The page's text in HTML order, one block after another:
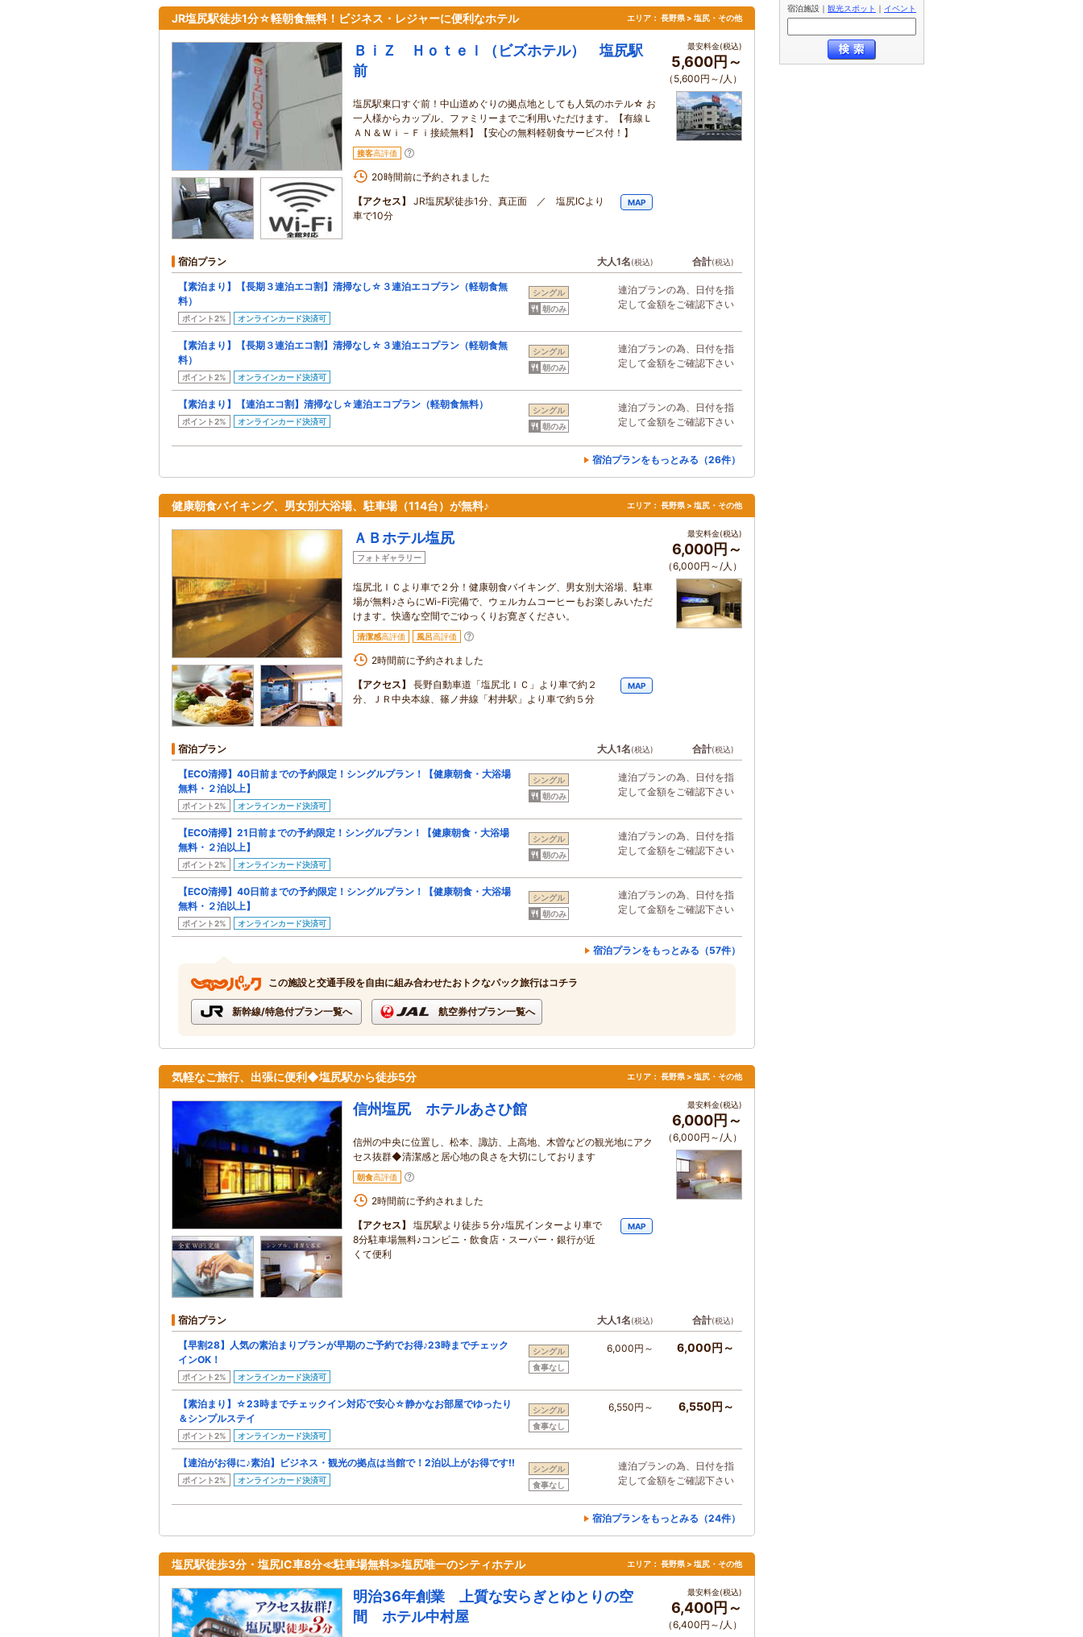
JR塩尻駅徒歩1分☆軽朝食無料！ビジネス・レジャーに便利なホテル エリア： 長野県 > 塩尻・その他
ＢｉＺ Ｈｏｔｅｌ（ビズホテル） 塩尻駅
前
塩尻駅東口すぐ前！中山道めぐりの拠点地としても人気のホテル☆ お
一人様からカップル、ファミリーまでご利用いただけます。【有線Ｌ
ＡＮ＆Ｗｉ－Ｆｉ接続無料】【安心の無料軽朝食サービス付！】
接客高評価
20時間前に予約されました
【アクセス】
JR塩尻駅徒歩1分、真正面 ／ 塩尻ICより
車で10分
MAP
最安料金(税込)
5,600円～
（5,600円～/人）
宿泊プラン 大人1名(税込) 合計(税込)
【素泊まり】【長期３連泊エコ割】清掃なし☆３連泊エコプラン（軽朝食無
料）
ポイント2% オンラインカード決済可
シングル
朝のみ
連泊プランの為、日付を指
定して金額をご確認下さい
【素泊まり】【長期３連泊エコ割】清掃なし☆３連泊エコプラン（軽朝食無
料）
ポイント2% オンラインカード決済可
シングル
朝のみ
連泊プランの為、日付を指
定して金額をご確認下さい
【素泊まり】【連泊エコ割】清掃なし☆連泊エコプラン（軽朝食無料）
ポイント2% オンラインカード決済可
シングル
朝のみ
連泊プランの為、日付を指
定して金額をご確認下さい
宿泊プランをもっとみる（26件）
健康朝食バイキング、男女別大浴場、駐車場（114台）が無料♪ エリア： 長野県 > 塩尻・その他
ＡＢホテル塩尻
フォトギャラリー
塩尻北ＩＣより車で２分！健康朝食バイキング、男女別大浴場、駐車
場が無料♪さらにWi-Fi完備で、ウェルカムコーヒーもお楽しみいただ
けます。快適な空間でごゆっくりお寛ぎください。
清潔感高評価 風呂高評価
2時間前に予約されました
【アクセス】
長野自動車道「塩尻北ＩＣ」より車で約２
分、ＪＲ中央本線、篠ノ井線「村井駅」より車で約５分
MAP
最安料金(税込)
6,000円～
（6,000円～/人）
宿泊プラン 大人1名(税込) 合計(税込)
【ECO清掃】40日前までの予約限定！シングルプラン！【健康朝食・大浴場
無料・２泊以上】
ポイント2% オンラインカード決済可
シングル
朝のみ
連泊プランの為、日付を指
定して金額をご確認下さい
【ECO清掃】21日前までの予約限定！シングルプラン！【健康朝食・大浴場
無料・２泊以上】
ポイント2% オンラインカード決済可
シングル
朝のみ
連泊プランの為、日付を指
定して金額をご確認下さい
【ECO清掃】40日前までの予約限定！シングルプラン！【健康朝食・大浴場
無料・２泊以上】
ポイント2% オンラインカード決済可
シングル
朝のみ
連泊プランの為、日付を指
定して金額をご確認下さい
宿泊プランをもっとみる（57件）
この施設と交通手段を自由に組み合わせたおトクなパック旅行はコチラ
新幹線/特急付プラン一覧へ 航空券付プラン一覧へ
気軽なご旅行、出張に便利◆塩尻駅から徒歩5分 エリア： 長野県 > 塩尻・その他
信州塩尻 ホテルあさひ館
信州の中央に位置し、松本、諏訪、上高地、木曽などの観光地にアク
セス抜群◆清潔感と居心地の良さを大切にしております
朝食高評価
2時間前に予約されました
【アクセス】
塩尻駅より徒歩５分♪塩尻インターより車で
8分駐車場無料♪コンビニ・飲食店・スーパー・銀行が近
くて便利
MAP
最安料金(税込)
6,000円～
（6,000円～/人）
宿泊プラン 大人1名(税込) 合計(税込)
【早割28】人気の素泊まりプランが早期のご予約でお得♪23時までチェック
インOK！
ポイント2% オンラインカード決済可
シングル
食事なし
6,000円～ 6,000円～
【素泊まり】☆23時までチェックイン対応で安心☆静かなお部屋でゆったり
＆シンプルステイ
ポイント2% オンラインカード決済可
シングル
食事なし
6,550円～ 6,550円～
【連泊がお得に♪素泊】ビジネス・観光の拠点は当館で！2泊以上がお得です!!
ポイント2% オンラインカード決済可
シングル
食事なし
連泊プランの為、日付を指
定して金額をご確認下さい
宿泊プランをもっとみる（24件）
塩尻駅徒歩3分・塩尻IC車8分≪駐車場無料≫塩尻唯一のシティホテル エリア： 長野県 > 塩尻・その他
明治36年創業 上質な安らぎとゆとりの空
間 ホテル中村屋
最安料金(税込)
6,400円～
（6,400円～/人）
宿泊施設 ｜ 観光スポット ｜ イベント